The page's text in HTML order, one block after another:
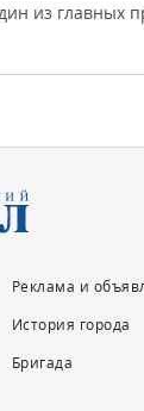
из главных
Реклама и
История города
Бригада